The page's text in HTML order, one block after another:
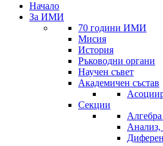
Начало
За ИМИ
70 години ИМИ
Мисия
История
Ръководни органи
Научен съвет
Академичен състав
Секции
Анализ,